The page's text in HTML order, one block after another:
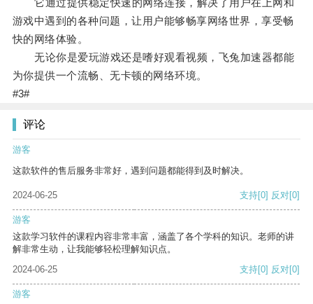
它通过提供稳定快速的网络连接，解决了用户在上网和
游戏中遇到的各种问题，让用户能够畅享网络世界，享受畅
快的网络体验。
无论你是爱玩游戏还是嗜好观看视频，飞兔加速器都能
为你提供一个流畅、无卡顿的网络环境。
#3#
评论
游客
这款软件的售后服务非常好，遇到问题都能得到及时解决。
2024-06-25 支持[0] 反对[0]
游客
这款学习软件的课程内容非常丰富，涵盖了各个学科的知识。老师的讲
解非常生动，让我能够轻松理解知识点。
2024-06-25
支持[0] 反对[0]
游客